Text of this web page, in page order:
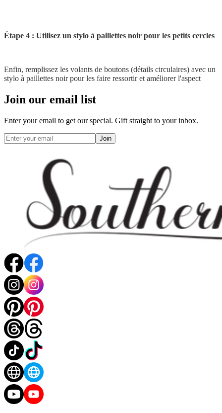
Étape 4 : Utilisez un stylo à paillettes noir pour les petits cercles
Enfin, remplissez les volants de boutons (détails circulaires) avec un
stylo à paillettes noir pour les faire ressortir et améliorer l'aspect
Join our email list
Enter your email to get our special. Gift straight to your inbox.
Join